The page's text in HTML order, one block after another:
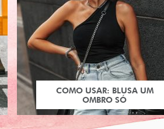
COMO USAR: BLUSA UM
OMBRO SÓ